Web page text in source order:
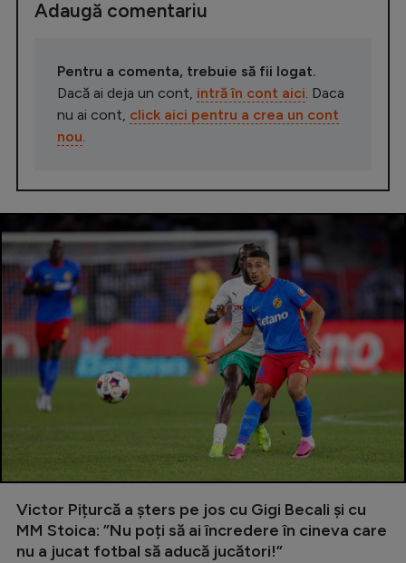
Adaugă comentariu
Pentru a comenta, trebuie să fii logat.
Dacă ai deja un cont, intră în cont aici . Daca
nu ai cont, click aici pentru a crea un cont
nou
Victor Pițurcă a șters pe jos cu Gigi Becali și cu
MM Stoica: ”Nu poți să ai încredere în cineva care
nu a jucat fotbal să aducă jucători!”